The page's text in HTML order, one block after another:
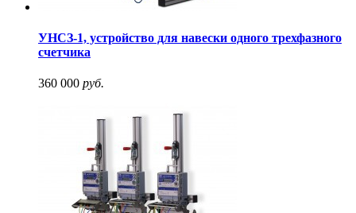
УНСЗ-1, устройство для навески одного трехфазного
счетчика
360 000 руб.